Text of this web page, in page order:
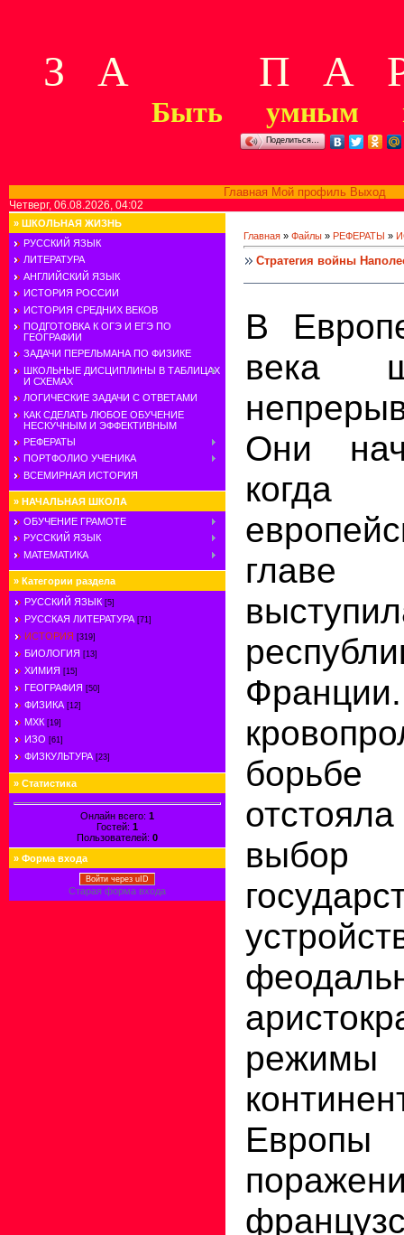
З А П А Р
Быть умным
Поделиться…
Главная Мой профиль Выход
Четверг, 06.08.2026, 04:02
» ШКОЛЬНАЯ ЖИЗНЬ
РУССКИЙ ЯЗЫК
ЛИТЕРАТУРА
АНГЛИЙСКИЙ ЯЗЫК
ИСТОРИЯ РОССИИ
ИСТОРИЯ СРЕДНИХ ВЕКОВ
ПОДГОТОВКА К ОГЭ И ЕГЭ ПО
ГЕОГРАФИИ
ЗАДАЧИ ПЕРЕЛЬМАНА ПО ФИЗИКЕ
ШКОЛЬНЫЕ ДИСЦИПЛИНЫ В ТАБЛИЦАХ
И СХЕМАХ
ЛОГИЧЕСКИЕ ЗАДАЧИ С ОТВЕТАМИ
КАК СДЕЛАТЬ ЛЮБОЕ ОБУЧЕНИЕ
НЕСКУЧНЫМ И ЭФФЕКТИВНЫМ
РЕФЕРАТЫ
ПОРТФОЛИО УЧЕНИКА
ВСЕМИРНАЯ ИСТОРИЯ
» НАЧАЛЬНАЯ ШКОЛА
ОБУЧЕНИЕ ГРАМОТЕ
РУССКИЙ ЯЗЫК
МАТЕМАТИКА
» Категории раздела
РУССКИЙ ЯЗЫК [5]
РУССКАЯ ЛИТЕРАТУРА [71]
ИСТОРИЯ [319]
БИОЛОГИЯ [13]
ХИМИЯ [15]
ГЕОГРАФИЯ [50]
ФИЗИКА [12]
МХК [19]
ИЗО [61]
ФИЗКУЛЬТУРА [23]
» Статистика
Онлайн всего: 1
Гостей: 1
Пользователей: 0
» Форма входа
Войти через uID
Старая форма входа
Главная » Файлы » РЕФЕРАТЫ »
Стратегия войны
В
века
Они
когда
главе
режимы